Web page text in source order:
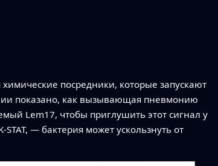
посредники, которые запускают
показано, как вызывающая пневмонию
Lem17, чтобы приглушить этот сигнал у
— бактерия может ускользнуть от